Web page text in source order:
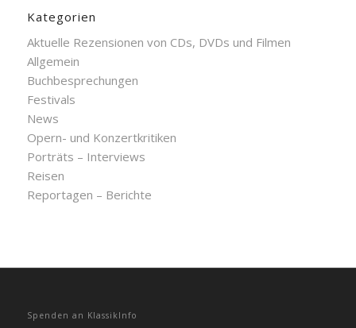
Kategorien
Aktuelle Rezensionen von CDs, DVDs und Filmen
Allgemein
Buchbesprechungen
Festivals
News
Opern- und Konzertkritiken
Porträts – Interviews
Reisen
Reportagen – Berichte
Spenden an KlassikInfo